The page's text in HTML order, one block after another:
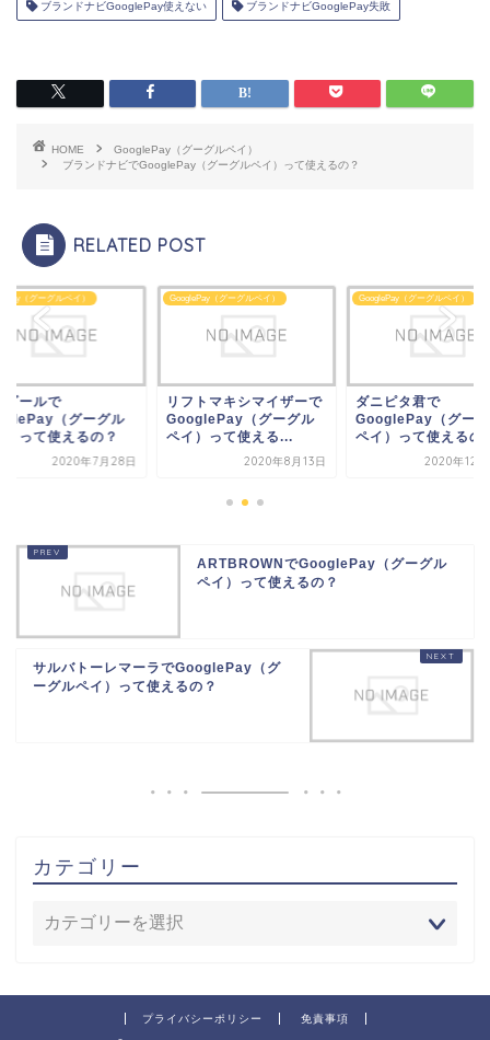
ブランドナビGooglePay使えない ブランドナビGooglePay失敗
HOME
GooglePay（グーグルペイ）
ブランドナビでGooglePay（グーグルペイ）って使えるの？
RELATED POST
（グーグルペイ）
トマキシマイザーで
（グーグル
）って使える...
2020年8月13日
GooglePay（グーグルペイ）
ダニピタ君で
GooglePay（グーグル
ペイ）って使えるの？
2020年12月25日
GooglePay（グーグルペイ）
イサゴールで
GooglePay（グー
ペイ）って使えるの
2020年7
ARTBROWNでGooglePay（グーグル
ペイ）って使えるの？
サルバトーレマーラでGooglePay（グ
ーグルペイ）って使えるの？
カテゴリー
プライバシーポリシー 免責事項